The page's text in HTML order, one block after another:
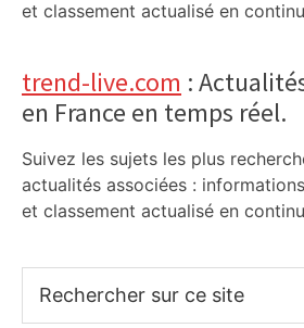
et classement actualisé en
trend-live.com :
en France en temps réel.
Suivez les sujets les plus
actualités associées :
et classement actualisé en
sur